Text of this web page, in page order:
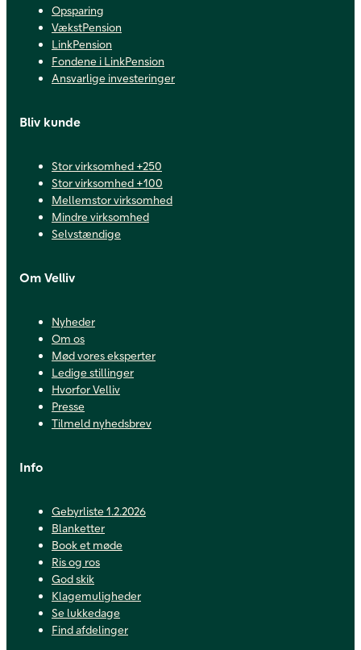
Opsparing
VækstPension
LinkPension
Fondene i LinkPension
Ansvarlige investeringer
Bliv kunde
Stor virksomhed +250
Stor virksomhed +100
Mellemstor virksomhed
Mindre virksomhed
Selvstændige
Om Velliv
Nyheder
Om os
Mød vores eksperter
Ledige stillinger
Hvorfor Velliv
Presse
Tilmeld nyhedsbrev
Info
Gebyrliste 1.2.2026
Blanketter
Book et møde
Ris og ros
God skik
Klagemuligheder
Se lukkedage
Find afdelinger